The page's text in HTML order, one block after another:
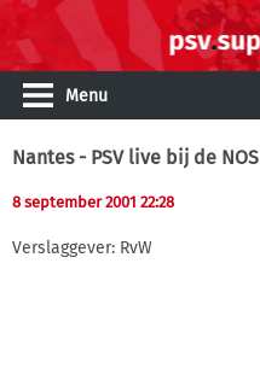
Menu
Nantes - PSV live bij de NOS
8 september 2001 22:28
Verslaggever: RvW